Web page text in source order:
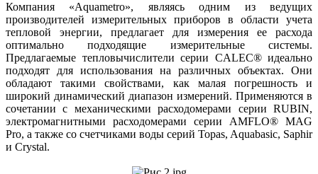
Компания «Aquametro», являясь одним из ведущих
производителей измерительных приборов в области учета
тепловой энергии, предлагает для измерения ее расхода
оптимально подходящие измерительные системы.
Предлагаемые тепловычислители серии CALEC® идеально
подходят для использования на различных объектах. Они
обладают такими свойствами, как малая погрешность и
широкий динамический диапазон измерений. Применяются в
сочетании с механическими расходомерами серии RUBIN,
электромагнитными расходомерами серии AMFLO® MAG
Pro, а также со счетчиками воды серий Topas, Aquabasic, Saphir
и Crystal.